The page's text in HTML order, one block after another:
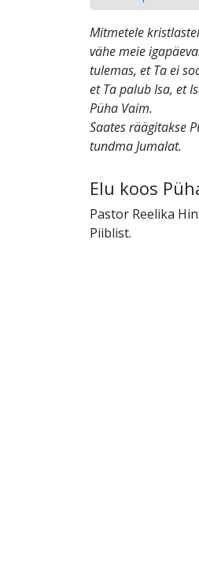
Mitmetele
vähe meie
tulemas, et Ta ei
et Ta palub Isa, et
Püha Vaim.
Saates räägitakse
tundma Jumalat.
Elu koos
Pastor Reelika
Piiblist.